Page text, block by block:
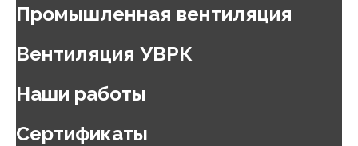
Промышленная вентиляция
Вентиляция УВРК
Наши работы
Сертификаты